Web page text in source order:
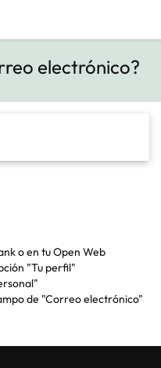
electrónico?
o en tu Open Web
"Tu perfil"
de "Correo electrónico"